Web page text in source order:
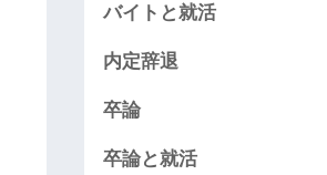
バイトと就活
内定辞退
卒論
卒論と就活